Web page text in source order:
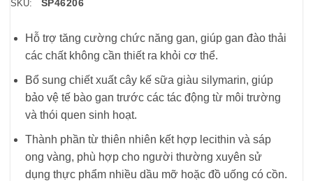
SKU: SP46206
Hỗ trợ tăng cường chức năng gan, giúp gan đào thải
các chất không cần thiết ra khỏi cơ thể.
Bổ sung chiết xuất cây kế sữa giàu silymarin, giúp
bảo vệ tế bào gan trước các tác động từ môi trường
và thói quen sinh hoạt.
Thành phần từ thiên nhiên kết hợp lecithin và sáp
ong vàng, phù hợp cho người thường xuyên sử
dụng thực phẩm nhiều dầu mỡ hoặc đồ uống có cồn.